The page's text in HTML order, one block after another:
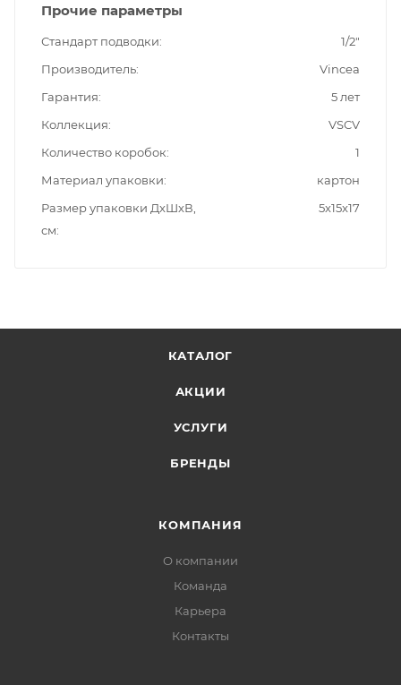
Прочие параметры
Стандарт подводки
1/2"
Производитель
Vincea
Гарантия
5 лет
Коллекция
VSCV
Количество коробок
1
Материал упаковки
картон
Размер упаковки ДxШxВ,
см
5x15x17
КАТАЛОГ
АКЦИИ
УСЛУГИ
БРЕНДЫ
КОМПАНИЯ
О компании
Команда
Карьера
Контакты